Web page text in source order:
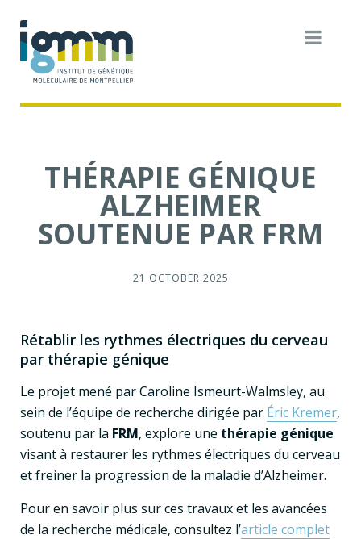
THÉRAPIE GÉNIQUE
ALZHEIMER
SOUTENUE PAR FRM
21 OCTOBER 2025
Rétablir les rythmes électriques du cerveau
par thérapie génique
Le projet mené par Caroline Ismeurt-Walmsley, au
sein de l’équipe de recherche dirigée par Éric Kremer,
soutenu par la FRM, explore une thérapie génique
visant à restaurer les rythmes électriques du cerveau
et freiner la progression de la maladie d’Alzheimer.
Pour en savoir plus sur ces travaux et les avancées
de la recherche médicale, consultez l’article complet